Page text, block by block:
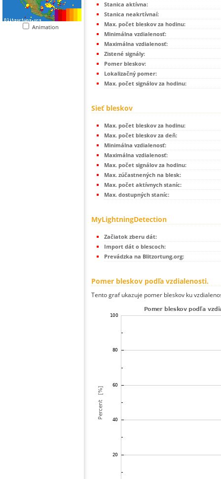
Animation
Stanica aktívna:
Stanica neakrtívnaí:
Max. počet bleskov za hodinu:
Minimálna vzdialenosť:
Maximálna vzdialenosť:
Zistené signály:
Pomer bleskov:
Lokalizačný pomer:
Max. počet signálov za hodinu:
Sieť bleskov
Max. počet bleskov za hodinu:
Max. počet bleskov za deň:
Minimálna vzdialenosť:
Maximálna vzdialenosť:
Max. počet signálov za hodinu:
Max. zúčastnených na blesk:
Max. počet aktívnych staníc:
Max. dostupných staníc:
MyLightningDetection
Začiatok zberu dát:
Import dát o blescoch:
Prevádzka na Blitzortung.org:
Pomer bleskov podľa vzdialenosti.
Tento graf ukazuje pomer bleskov ku